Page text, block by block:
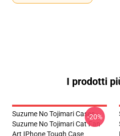
I prodotti
Suzume No Tojimari Cases -
Suzume No Tojimari Cat Fan
Art IPhone Tough Case
-20%